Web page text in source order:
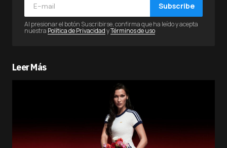
Subscribe
Al presionar el botón Suscribirse, confirma que ha leído y acepta
nuestra Política de PrivacidadyTérminos de uso
Leer Más